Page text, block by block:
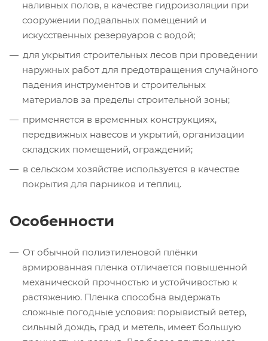
наливных полов, в качестве гидроизоляции при
сооружении подвальных помещений и
искусственных резервуаров с водой;
для укрытия строительных лесов при проведении
наружных работ для предотвращения случайного
падения инструментов и строительных
материалов за пределы строительной зоны;
применяется в временных конструкциях,
передвижных навесов и укрытий, организации
складских помещений, ограждений;
в сельском хозяйстве используется в качестве
покрытия для парников и теплиц.
Особенности
От обычной полиэтиленовой плёнки
армированная пленка отличается повышенной
механической прочностью и устойчивостью к
растяжению. Пленка способна выдержать
сложные погодные условия: порывистый ветер,
сильный дождь, град и метель, имеет большую